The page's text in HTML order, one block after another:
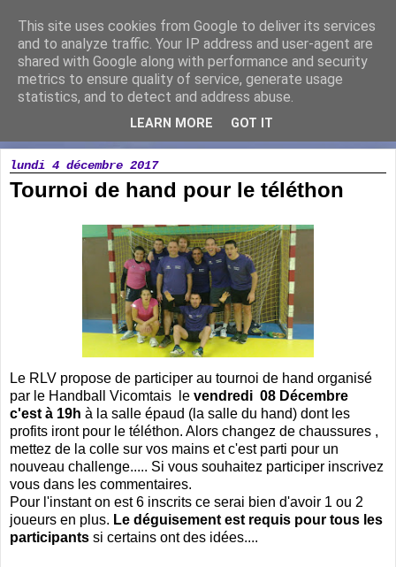
Running Loisir Vicomtais
Association de course à pied à la Chaize le Vicomte
lundi 4 décembre 2017
Tournoi de hand pour le téléthon
Le RLV propose de participer au tournoi de hand organisé
par le Handball Vicomtais le vendredi 08 Décembre
c'est à 19h à la salle épaud (la salle du hand) dont les
profits iront pour le téléthon. Alors changez de chaussures ,
mettez de la colle sur vos mains et c'est parti pour un
nouveau challenge..... Si vous souhaitez participer inscrivez
vous dans les commentaires.
Pour l'instant on est 6 inscrits ce serai bien d'avoir 1 ou 2
joueurs en plus. Le déguisement est requis pour tous les
participants si certains ont des idées....
This site uses cookies from Google to deliver its services
and to analyze traffic. Your IP address and user-agent are
shared with Google along with performance and security
metrics to ensure quality of service, generate usage
statistics, and to detect and address abuse.
LEARN MORE GOT IT